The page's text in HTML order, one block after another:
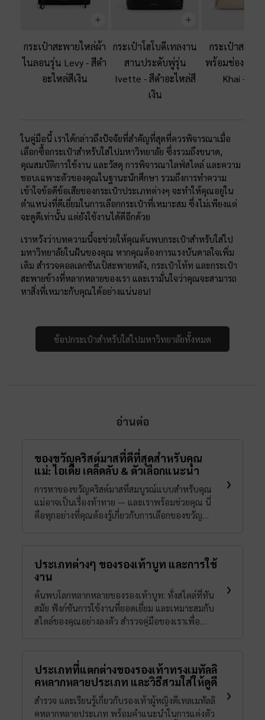
กระเป๋าสะพายไหล่ผ้า
ไนลอนรุ่น Levy-สีดำ
อะไหล่สีเงิน
กระเป๋าโฮโบดีเทลงาน
สานประดับพู่รุ่น
Ivette -สีดำอะไหล่สี
เงิน
กระเป๋าสะพา
พร้อมช่องด้าน
Khai-
ในคู่มือนี้ เราได้กล่าวถึงปัจจัยที่สำคัญที่สุดที่ควรพิจารณาเมื่อ
เลือกซื้อกระเป๋าสำหรับใส่ไปมหาวิทยาลัย ซึ่งรวมถึงขนาด,
คุณสมบัติการใช้งาน และวัสดุ การพิจารณาไลฟ์สไตล์ และความ
ชอบเฉพาะตัวของคุณในฐานะนักศึกษา รวมถึงการทำความ
เข้าใจข้อดีข้อเสียของกระเป๋าประเภทต่างๆ จะทำให้คุณอยู่ใน
ตำแหน่งที่ดีเยี่ยมในการเลือกกระเป๋าที่เหมาะสม ซึ่งไม่เพียงแต่
จะดูดีเท่านั้น แต่ยังใช้งานได้ดีอีกด้วย
เราหวังว่าบทความนี้จะช่วยให้คุณค้นพบกระเป๋าสำหรับใส่ไป
มหาวิทยาลัยในฝันของคุณ หากคุณต้องการแรงบันดาลใจเพิ่ม
เติม สำรวจคอลเลกชันเป้สะพายหลัง, กระเป๋าโท้ท และกระเป๋า
สะพายข้างที่หลากหลายของเรา และเรามั่นใจว่าคุณจะสามารถ
หาสิ่งที่เหมาะกับคุณได้อย่างแน่นอน!
ช้อปกระเป๋าสำหรับใส่ไปมหาวิทยาลัยทั้งหมด
อ่านต่อ
ของขวัญคริสต์มาสที่ดีที่สุดสำหรับคุณ
แม่: ไอเดีย เคล็ดลับ & ตัวเลือกแนะนำ
การหาของขวัญคริสต์มาสที่สมบูรณ์แบบสำหรับคุณ
แม่อาจเป็นเรื่องท้าทาย — และเราพร้อมช่วยคุณ นี่
คือทุกอย่างที่คุณต้องรู้เกี่ยวกับการเลือกของขวัญ
ประเภทต่างๆ ของรองเท้าบูท และการใช้
งาน
ค้นพบโลกหลากหลายของรองเท้าบูท: ทั้งสไตล์ที่ทัน
สมัย ฟังก์ชันการใช้งานที่ยอดเยี่ยม และเหมาะสมกับ
สไตล์ของคุณอย่างลงตัว สำรวจคู่มือของเราเพื่อ
ประเภทที่แตกต่างของรองเท้าทรงเมทัลลิ
คหลากหลายประเภท และวิธีสวมใส่ให้ดูดี
สำรวจ และเรียนรู้เกี่ยวกับรองเท้าผู้หญิงดีเทลเมทัลลิ
คหลากหลายประเภท พร้อมคำแนะนำในการแต่งตัว